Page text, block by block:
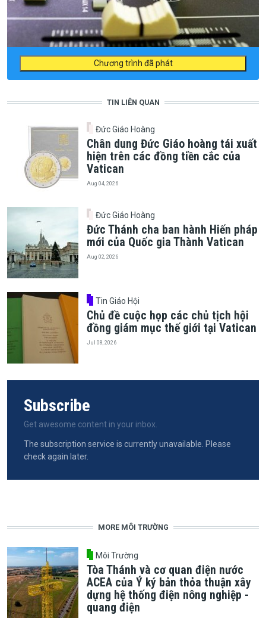
Chương trình đã phát
TIN LIÊN QUAN
Đức Giáo Hoàng
Chân dung Đức Giáo hoàng tái xuất
hiện trên các đồng tiền cắc của
Vatican
Aug 04, 2026
Đức Giáo Hoàng
Đức Thánh cha ban hành Hiến pháp
mới của Quốc gia Thành Vatican
Aug 02, 2026
Tin Giáo Hội
Chủ đề cuộc họp các chủ tịch hội
đồng giám mục thế giới tại Vatican
Jul 08, 2026
Subscribe
Get awesome content in your inbox.
The subscription service is currently unavailable. Please
check again later.
MORE MÔI TRƯỜNG
Môi Trường
Tòa Thánh và cơ quan điện nước
ACEA của Ý ký bản thỏa thuận xây
dựng hệ thống điện nông nghiệp -
quang điện